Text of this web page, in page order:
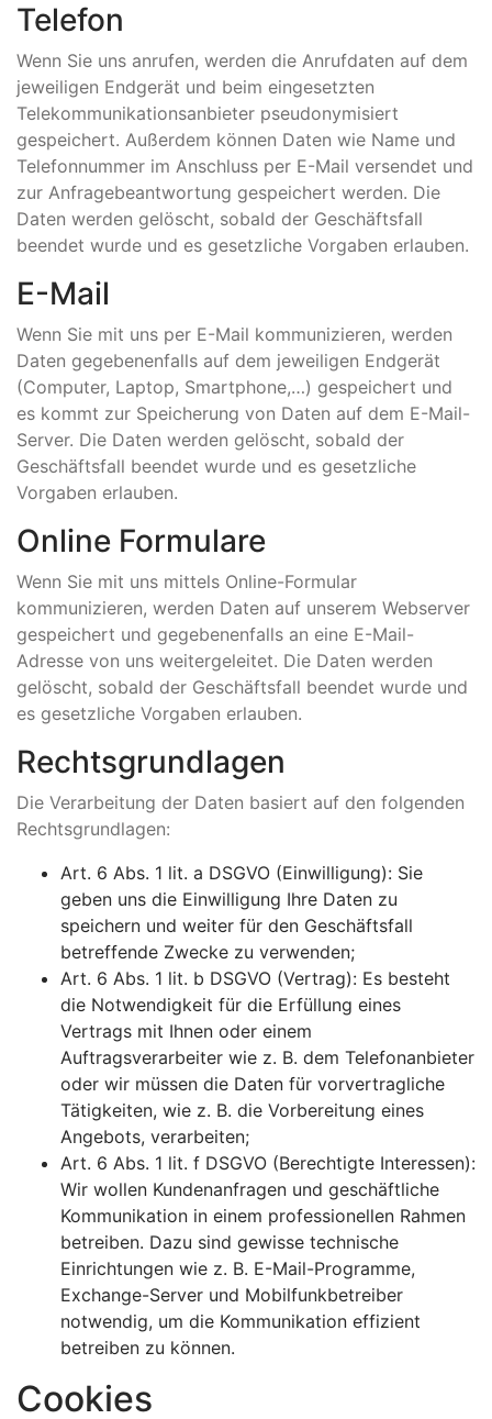
Telefon
Wenn Sie uns anrufen, werden die Anrufdaten auf dem
jeweiligen Endgerät und beim eingesetzten
Telekommunikationsanbieter pseudonymisiert
gespeichert. Außerdem können Daten wie Name und
Telefonnummer im Anschluss per E-Mail versendet und
zur Anfragebeantwortung gespeichert werden. Die
Daten werden gelöscht, sobald der Geschäftsfall
beendet wurde und es gesetzliche Vorgaben erlauben.
E-Mail
Wenn Sie mit uns per E-Mail kommunizieren, werden
Daten gegebenenfalls auf dem jeweiligen Endgerät
(Computer, Laptop, Smartphone,…) gespeichert und
es kommt zur Speicherung von Daten auf dem E-Mail-
Server. Die Daten werden gelöscht, sobald der
Geschäftsfall beendet wurde und es gesetzliche
Vorgaben erlauben.
Online Formulare
Wenn Sie mit uns mittels Online-Formular
kommunizieren, werden Daten auf unserem Webserver
gespeichert und gegebenenfalls an eine E-Mail-
Adresse von uns weitergeleitet. Die Daten werden
gelöscht, sobald der Geschäftsfall beendet wurde und
es gesetzliche Vorgaben erlauben.
Rechtsgrundlagen
Die Verarbeitung der Daten basiert auf den folgenden
Rechtsgrundlagen:
Art. 6 Abs. 1 lit. a DSGVO (Einwilligung): Sie
geben uns die Einwilligung Ihre Daten zu
speichern und weiter für den Geschäftsfall
betreffende Zwecke zu verwenden;
Art. 6 Abs. 1 lit. b DSGVO (Vertrag): Es besteht
die Notwendigkeit für die Erfüllung eines
Vertrags mit Ihnen oder einem
Auftragsverarbeiter wie z. B. dem Telefonanbieter
oder wir müssen die Daten für vorvertragliche
Tätigkeiten, wie z. B. die Vorbereitung eines
Angebots, verarbeiten;
Art. 6 Abs. 1 lit. f DSGVO (Berechtigte Interessen):
Wir wollen Kundenanfragen und geschäftliche
Kommunikation in einem professionellen Rahmen
betreiben. Dazu sind gewisse technische
Einrichtungen wie z. B. E-Mail-Programme,
Exchange-Server und Mobilfunkbetreiber
notwendig, um die Kommunikation effizient
betreiben zu können.
Cookies